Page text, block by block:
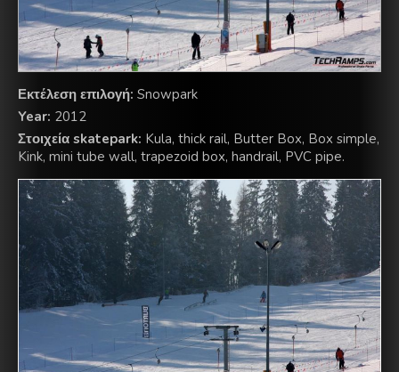
Εκτέλεση επιλογή: Snowpark
Year: 2012
Στοιχεία skatepark: Kula, thick rail, Butter Box, Box simple,
Kink, mini tube wall, trapezoid box, handrail, PVC pipe.